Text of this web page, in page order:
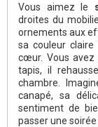
Vous aimez le
droites du
ornements aux
sa couleur
cœur. Vous
tapis, il
chambre.
canapé, sa
sentiment de
passer une soirée